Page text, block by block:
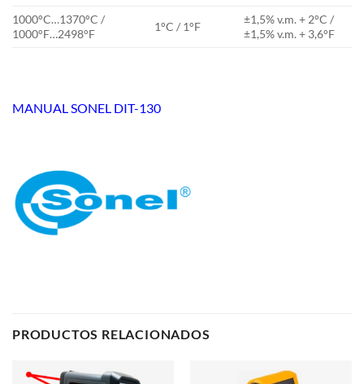
1000°C…1370°C /
1000°F…2498°F
1°C / 1°F
±1,5% v.m. + 2°C /
±1,5% v.m. + 3,6°F
MANUAL SONEL DIT-130
PRODUCTOS RELACIONADOS